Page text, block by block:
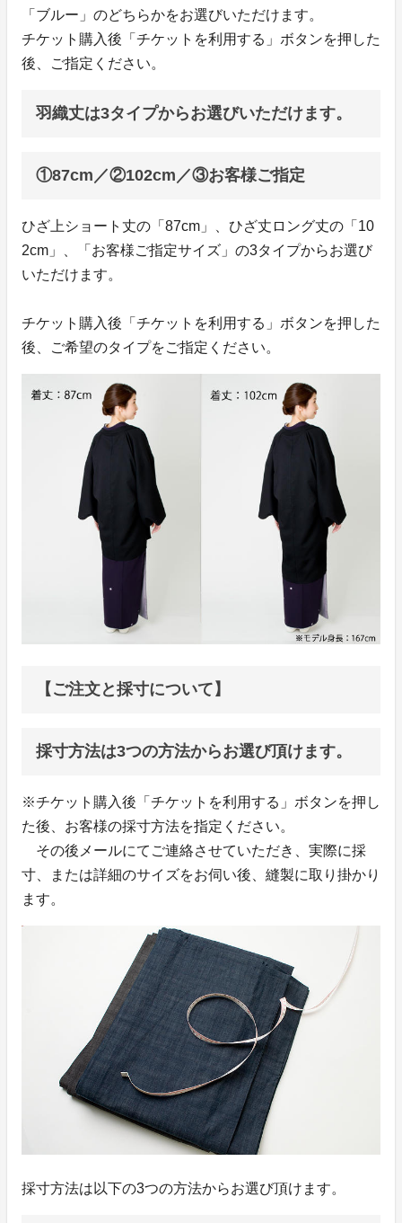
「ブルー」のどちらかをお選びいただけます。
チケット購入後「チケットを利用する」ボタンを押した
後、ご指定ください。
羽織丈は3タイプからお選びいただけます。
①87cm／②102cm／③お客様ご指定
ひざ上ショート丈の「87cm」、ひざ丈ロング丈の「10
2cm」、「お客様ご指定サイズ」の3タイプからお選び
いただけます。
チケット購入後「チケットを利用する」ボタンを押した
後、ご希望のタイプをご指定ください。
【ご注文と採寸について】
採寸方法は3つの方法からお選び頂けます。
※チケット購入後「チケットを利用する」ボタンを押し
た後、お客様の採寸方法を指定ください。
その後メールにてご連絡させていただき、実際に採
寸、または詳細のサイズをお伺い後、縫製に取り掛かり
ます。
採寸方法は以下の3つの方法からお選び頂けます。